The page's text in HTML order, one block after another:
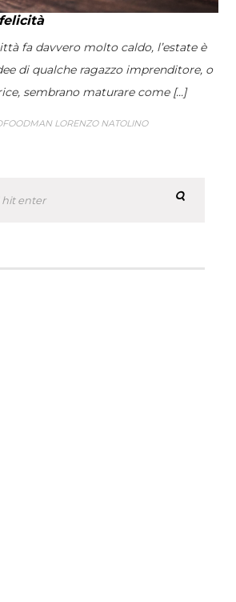
fa davvero molto caldo, l’estate è
di qualche ragazzo imprenditore, o
sembrano maturare come [...]
LORENZO NATOLINO